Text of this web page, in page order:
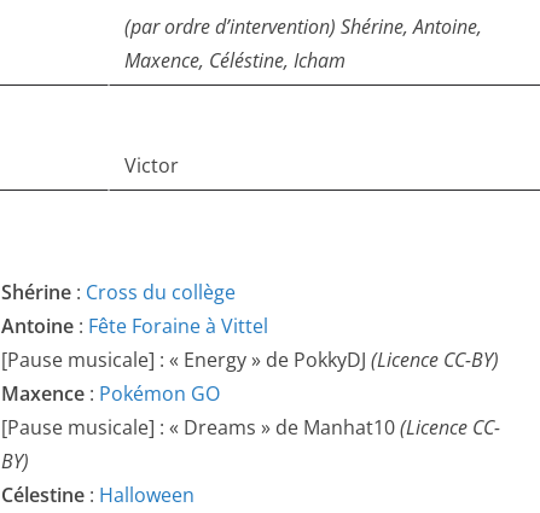
(par ordre d’intervention) Shérine, Antoine,
Maxence, Céléstine, Icham
Victor
Shérine : Cross du collège
Antoine : Fête Foraine à Vittel
[Pause musicale] : « Energy » de PokkyDJ (Licence CC-BY)
Maxence : Pokémon GO
[Pause musicale] : « Dreams » de Manhat10(Licence CC-
BY)
Célestine : Halloween